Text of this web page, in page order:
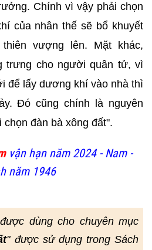
Chính vì vậy phải chọn
của nhân thế sẽ bổ khuyết
vượng lên. Mặt khác,
trưng cho người quân tử, vì
để lấy dương khí vào nhà thì
Đó cũng chính là nguyên
chọn đàn bà xông đất".
vận hạn năm 2024 - Nam -
năm 1946
dùng cho chuyên mục
" được sử dụng trong Sách